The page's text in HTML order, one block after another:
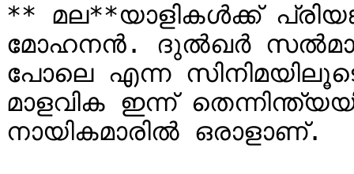
** മല**യാളികൾക്ക്
മോഹനൻ. ദുൽഖര്‍ സൽമാൻ
പോലെ എന്ന
മാളവിക ഇന്ന്
നായികമാരിൽ ഒരാളാണ്.